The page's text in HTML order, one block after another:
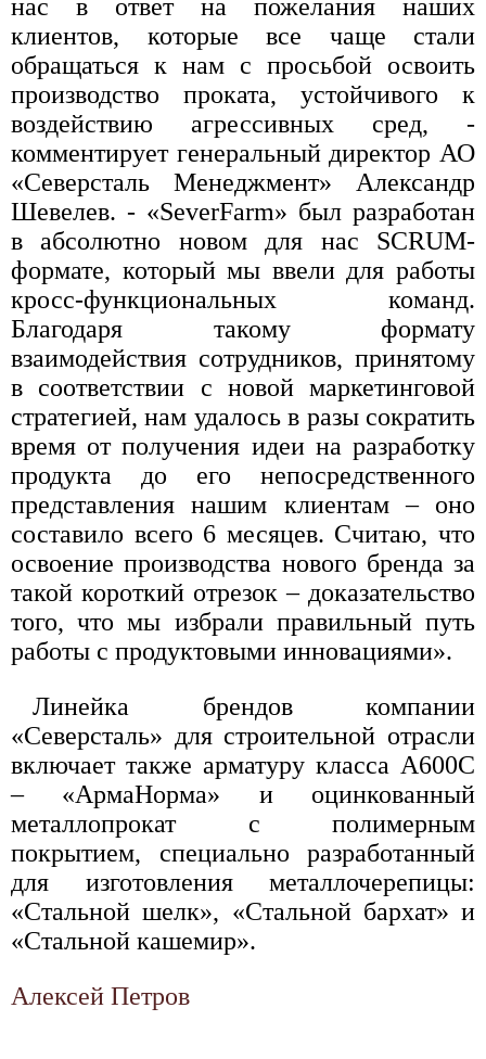
нас в ответ на пожелания наших
клиентов, которые все чаще стали
обращаться к нам с просьбой освоить
производство проката, устойчивого к
воздействию агрессивных сред, -
комментирует генеральный директор АО
«Северсталь Менеджмент» Александр
Шевелев. - «SeverFarm» был разработан
в абсолютно новом для нас SCRUM-
формате, который мы ввели для работы
кросс-функциональных команд.
Благодаря такому формату
взаимодействия сотрудников, принятому
в соответствии с новой маркетинговой
стратегией, нам удалось в разы сократить
время от получения идеи на разработку
продукта до его непосредственного
представления нашим клиентам – оно
составило всего 6 месяцев. Считаю, что
освоение производства нового бренда за
такой короткий отрезок – доказательство
того, что мы избрали правильный путь
работы с продуктовыми инновациями».
Линейка брендов компании
«Северсталь» для строительной отрасли
включает также арматуру класса А600С
– «АрмаНорма» и оцинкованный
металлопрокат с полимерным
покрытием, специально разработанный
для изготовления металлочерепицы:
«Стальной шелк», «Стальной бархат» и
«Стальной кашемир».
Алексей Петров